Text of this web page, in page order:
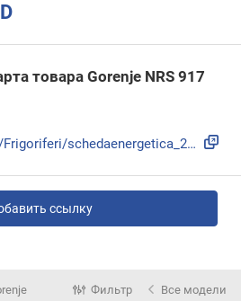
товара Gorenje NRS 917
https://static.eprice.it/el/Frigoriferi/schedaenergetica_24...
ссылку
Фильтр Все модели